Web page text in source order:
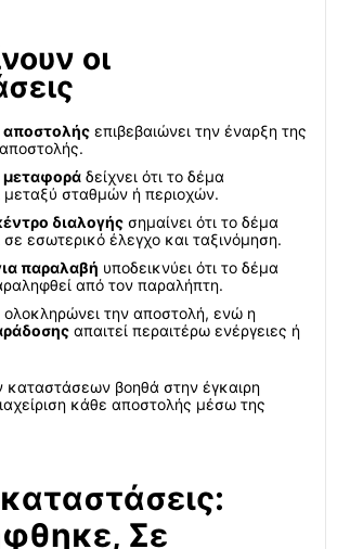
οι
επιβεβαιώνει την έναρξη της
μεταφορά δείχνει ότι το δέμα
μεταξύ σταθμών ή περιοχών.
διαλογής σημαίνει ότι το δέμα
σε εσωτερικό έλεγχο και ταξινόμηση.
παραλαβή υποδεικνύει ότι το δέμα
από τον παραλήπτη.
ολοκληρώνει την αποστολή, ενώ η
απαιτεί περαιτέρω ενέργειες ή
βοηθά στην έγκαιρη
κάθε αποστολής μέσω της
Σε